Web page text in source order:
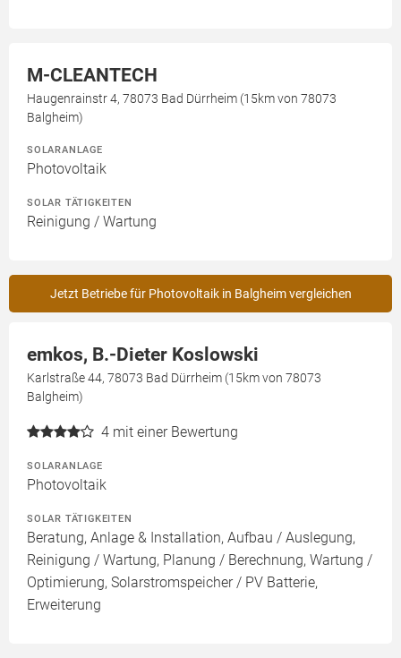
M-CLEANTECH
Haugenrainstr 4, 78073 Bad Dürrheim (15km von 78073
Balgheim)
SOLARANLAGE
Photovoltaik
SOLAR TÄTIGKEITEN
Reinigung / Wartung
Jetzt Betriebe für Photovoltaik in Balgheim vergleichen
emkos, B.-Dieter Koslowski
Karlstraße 44, 78073 Bad Dürrheim (15km von 78073
Balgheim)
4 mit einer Bewertung
SOLARANLAGE
Photovoltaik
SOLAR TÄTIGKEITEN
Beratung, Anlage & Installation, Aufbau / Auslegung,
Reinigung / Wartung, Planung / Berechnung, Wartung /
Optimierung, Solarstromspeicher / PV Batterie,
Erweiterung